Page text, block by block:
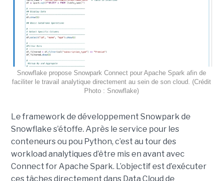
Snowflake propose Snowpark Connect pour Apache Spark afin de
faciliter le travail analytique directement au sein de son cloud. (Crédit
Photo : Snowflake)
Le framework de développement Snowpark de
Snowflake s’étoffe. Après le service pour les
conteneurs ou pou Python, c’est au tour des
workload analytiques d’être mis en avant avec
Connect for Apache Spark. L’objectif est d’exécuter
ces tâches directement dans Data Cloud de